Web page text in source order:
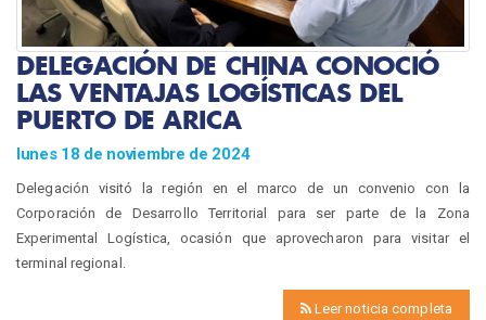
DELEGACIÓN DE CHINA CONOCIÓ
LAS VENTAJAS LOGÍSTICAS DEL
PUERTO DE ARICA
lunes 18 de noviembre de 2024
Delegación visitó la región en el marco de un convenio con la
Corporación de Desarrollo Territorial para ser parte de la Zona
Experimental Logística, ocasión que aprovecharon para visitar el
terminal regional.
Leer noticia completa